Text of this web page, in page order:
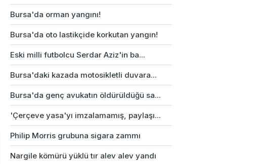
Bursa'da orman yangını!
Bursa'da oto lastikçide korkutan yangın!
Eski milli futbolcu Serdar Aziz'in ba...
Bursa'daki kazada motosikletli duvara...
Bursa'da genç avukatın öldürüldüğü sa...
'Çerçeve yasa'yı imzalamamış, paylaşı...
Philip Morris grubuna sigara zammı
Nargile kömürü yüklü tır alev alev yandı